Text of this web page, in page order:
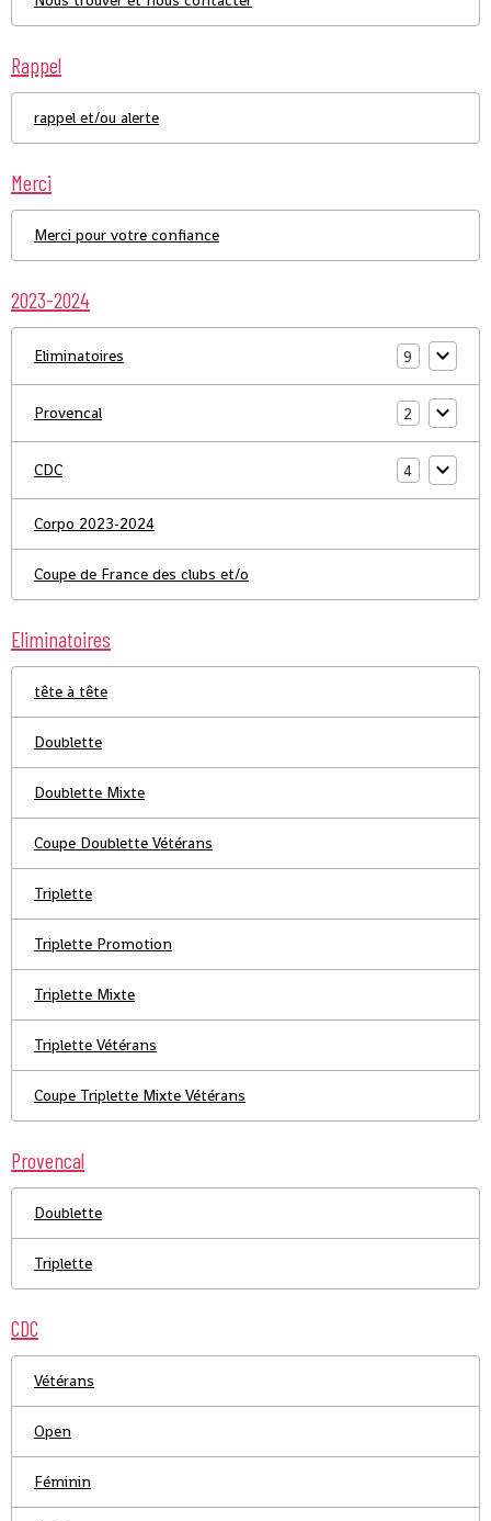
Rappel
rappel et/ou alerte
Merci
Merci pour votre confiance
2023-2024
Eliminatoires 9
Provencal 2
CDC 4
Corpo 2023-2024
Coupe de France des clubs et/o
Eliminatoires
tête à tête
Doublette
Doublette Mixte
Coupe Doublette Vétérans
Triplette
Triplette Promotion
Triplette Mixte
Triplette Vétérans
Coupe Triplette Mixte Vétérans
Provencal
Doublette
Triplette
CDC
Vétérans
Open
Féminin